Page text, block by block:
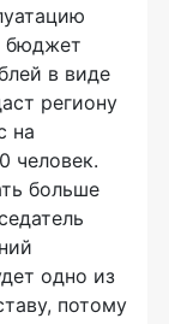
бюджет
в виде
региону
на
человек.
больше
одно из
потому